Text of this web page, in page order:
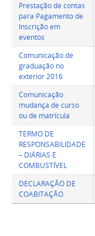
Prestação de contas
para Pagamento de
Inscrição em
eventos
Comunicação de
graduação no
exterior 2016
Comunicação
mudança de curso
ou de matrícula
TERMO DE
RESPONSABILIDADE
– DIÁRIAS E
COMBUSTÍVEL
DECLARAÇÃO DE
COABITAÇÃO